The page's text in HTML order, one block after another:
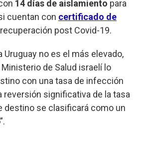
14 días de aislamiento para
cuentan con certificado de
post Covid-19.
Uruguay no es el más elevado,
de Salud israelí lo
con una tasa de infección
reversión significativa de la tasa
destino se clasificará como un